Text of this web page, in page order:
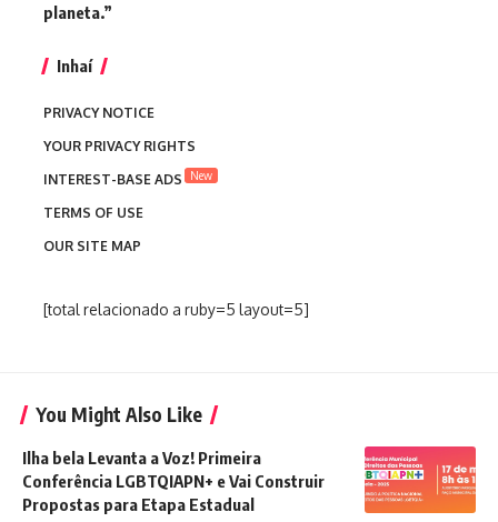
planeta.”
Inhaí
PRIVACY NOTICE
YOUR PRIVACY RIGHTS
INTEREST-BASE ADS
New
TERMS OF USE
OUR SITE MAP
[total relacionado a ruby=5 layout=5]
You Might Also Like
Ilha bela Levanta a Voz! Primeira
Conferência LGBTQIAPN+ e Vai Construir
Propostas para Etapa Estadual